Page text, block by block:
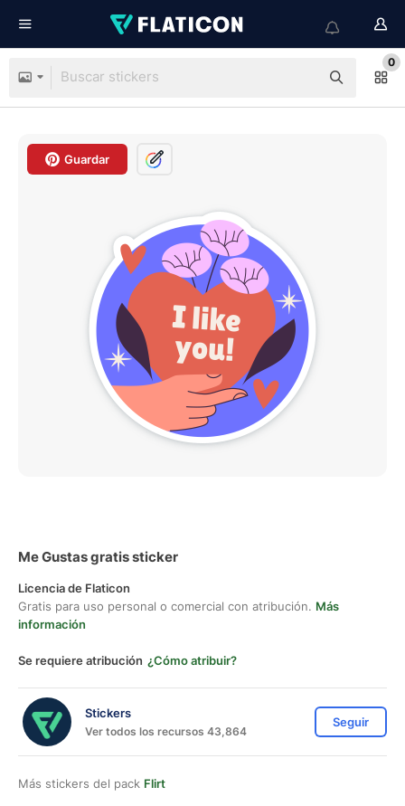
0
Guardar
Me Gustas gratis sticker
Licencia de Flaticon
Gratis para uso personal o comercial con atribución. Más
información
Se requiere atribución ¿Cómo atribuir?
Stickers
Ver todos los recursos 43,864
Seguir
Más stickers del pack Flirt